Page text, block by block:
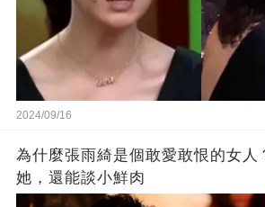
2024/09/16
為什麼張雨綺是個敢愛敢恨的女人
她，還能談小鮮肉